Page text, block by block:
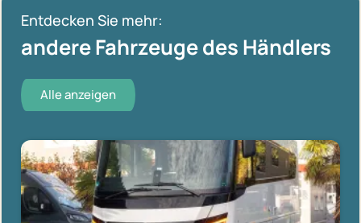
Entdecken Sie mehr:
andere Fahrzeuge des Händlers
Alle anzeigen